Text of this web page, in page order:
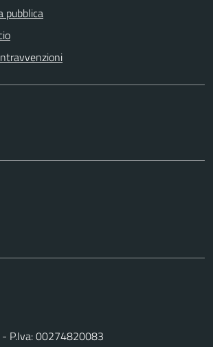
pubblica
P.Iva: 00274820083